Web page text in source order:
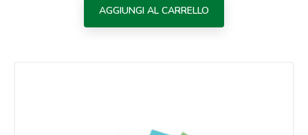
AGGIUNGI AL CARRELLO